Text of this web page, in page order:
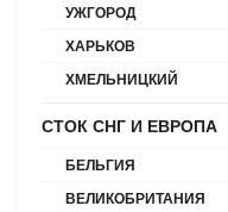
УЖГОРОД
ХАРЬКОВ
ХМЕЛЬНИЦКИЙ
СТОК СНГ И ЕВРОПА
БЕЛЬГИЯ
ВЕЛИКОБРИТАНИЯ